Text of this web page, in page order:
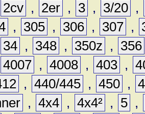
2cv , 2er , 3 , 3/20 ,
, 305 , 306 , 307 ,
34 , 348 , 350z ,
356
4007 , 4008 , 403 ,
, 440/445 , 450 ,
, 4x4 , 4x4² , 5 ,